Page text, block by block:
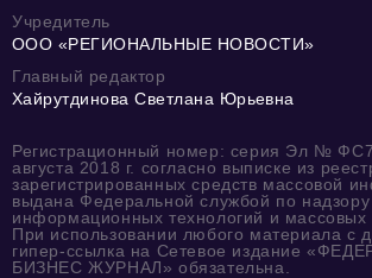
Учредитель
ООО «РЕГИОНАЛЬНЫЕ НОВОСТИ»
Главный редактор
Хайрутдинова Светлана Юрьевна
Регистрационный номер: серия Эл №
августа 2018 г. согласно выписке из
зарегистрированных средств массовой
выдана Федеральной службой по надзору
информационных технологий и массовых
При использовании любого материала с
гипер-ссылка на Сетевое издание
БИЗНЕС ЖУРНАЛ» обязательна.